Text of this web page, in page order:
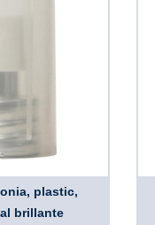
plastic,
brillante